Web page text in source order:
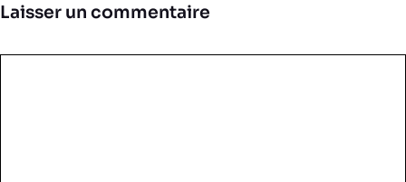
Laisser un commentaire